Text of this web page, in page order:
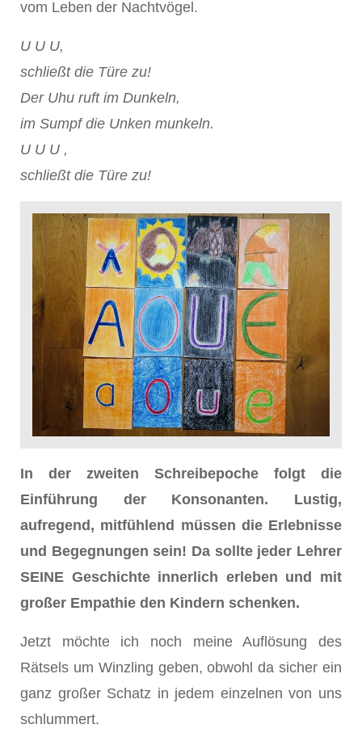
vom Leben der Nachtvögel.
U U U,
schließt die Türe zu!
Der Uhu ruft im Dunkeln,
im Sumpf die Unken munkeln.
U U U ,
schließt die Türe zu!
In der zweiten Schreibepoche folgt die
Einführung der Konsonanten. Lustig,
aufregend, mitfühlend müssen die Erlebnisse
und Begegnungen sein! Da sollte jeder Lehrer
SEINE Geschichte innerlich erleben und mit
großer Empathie den Kindern schenken.
Jetzt möchte ich noch meine Auflösung des
Rätsels um Winzling geben, obwohl da sicher ein
ganz großer Schatz in jedem einzelnen von uns
schlummert.